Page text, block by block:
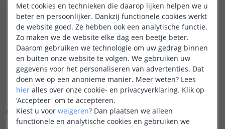
Hi! Wat is CRI van premium/pro? Is deze
set geschikt voor tuin?
zondag 12 mei 2024
De CRI van de Premium is ±80 en van
de Pro 83,8. Voor het gebruik voor
buten/tuin kunt u het beste gebruik
maken van een IP waarde 67 aangezien
de waterdichtheid. De controller en
adapter dienen wel waterdicht te
worden bevestigd.
Bekijk heleantwoord
Door Sharona op maandag 13 mei 2024
Bekijk alle Vraag & antwoord
Met cookies en technieken die daarop lijken helpen we u
beter en persoonlijker. Dankzij functionele cookies werkt
de website goed. Ze hebben ook een analytische functie.
Zo maken we de website elke dag een beetje beter.
Daarom gebruiken we technologie om uw gedrag binnen
en buiten onze website te volgen. We gebruiken uw
gegevens voor het personaliseren van advertenties. Dat
doen we op een anonieme manier. Meer weten? Lees
hier alles over onze cookie- en privacyverklaring. Klik op
'Accepteer' om te accepteren.
Kiest u voor weigeren? Dan plaatsen we alleen
functionele en analytische cookies en gebruiken we